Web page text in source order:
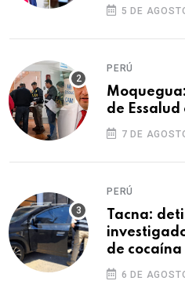
5 DE
PERÚ
de Essalud
7 DE
PERÚ
Tacna:
de cocaína
ilegales
6 DE